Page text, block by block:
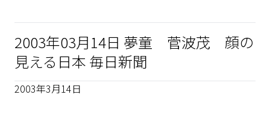
2003年03月14日 夢童 菅波茂 顔の
見える日本 毎日新聞
2003年3月14日